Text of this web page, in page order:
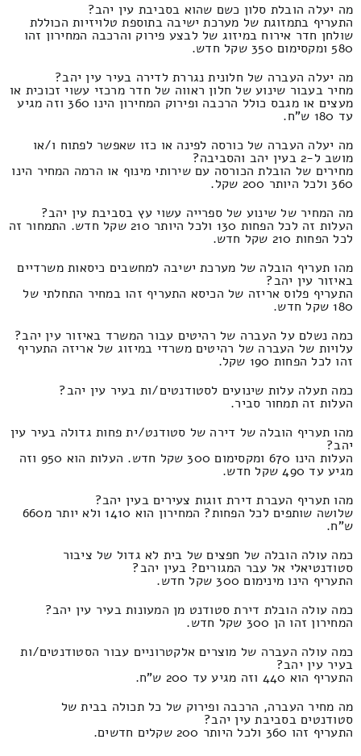
מה יעלה הובלת סלון כשם שהוא בסביבת עין יהב?
התעריף בתמזוגת של מערכת ישיבה בתוספת טלויזיות הכוללת
שולחן חדר אירוח במיזוג של לבצע פירוק והרכבה המחירון זהו
580 ומקסימום 350 שקל חדש.
מה יעלה העברה של חלונית נגררת לדירה בעיר עין יהב?
מחיר בעבור שינוע של חלון ראווה של חדר מרכזי עשוי זכוכית או
מעצים או מגבס כולל הרכבה ופירוק המחירון הינו 360 וזה מגיע
עד 180 ש"ח.
מה יעלה העברה של כורסה לפינה או כזו שאפשר לפתוח ו/או
מושב ל-2 בעין יהב והסביבה?
מחירים של הובלת הכורסה עם שירותי מינוף או הרמה המחיר הינו
360 ולכל היותר 200 שקל.
מה המחיר של שינוע של ספרייה עשוי עץ בסביבת עין יהב?
העלות זה לכל הפחות 130 ולכל היותר 210 שקל חדש. התמחור זה
לכל הפחות 210 שקל חדש.
מהו תעריף הובלה של מערכת ישיבה למחשבים כיסאות משרדיים
באיזור עין יהב?
התעריף פלוס אריזה של הכיסא התעריף זהו במחיר התחלתי של
180 שקל חדש.
כמה נשלם על העברה של רהיטים עבור המשרד באיזור עין יהב?
עלויות של העברה של רהיטים משרדי במיזוג של אריזה התעריף
זהו לכל הפחות 190 שקל.
כמה תעלה עלות שינועים לסטודנטים/ות בעיר עין יהב?
העלות זה תמחור סביר.
מהו תעריף הובלה של דירה של סטודנט/ית פחות גדולה בעיר עין
יהב?
העלות הינו 670 ומקסימום 300 שקל חדש. העלות הוא 950 וזה
מגיע עד 490 שקל חדש.
מהו תעריף העברת דירת זוגות צעירים בעין יהב?
שלושה שותפים לכל הפחות? המחירון הוא 1410 ולא יותר מ660
ש"ח.
כמה עולה הובלה של חפצים של בית לא גדול של ציבור
סטודנטיאלי אל עבר המגורים? בעין יהב?
התעריף הינו מינימום 300 שקל חדש.
כמה עולה הובלת דירת סטודנט מן המעונות בעיר עין יהב?
המחירון זהו הן 300 שקל חדש.
כמה עולה העברה של מוצרים אלקטרוניים עבור הסטודנטים/ות
בעיר עין יהב?
התעריף הוא 440 וזה מגיע עד 200 ש"ח.
מה מחיר העברה, הרכבה ופירוק של כל תכולה בבית של
סטודנטים בסביבת עין יהב?
התעריף זהו 360 ולכל היותר 200 שקלים חדשים.